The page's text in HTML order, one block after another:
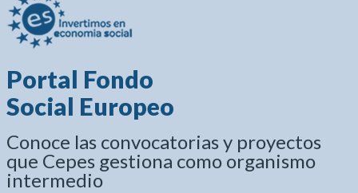
Portal Fondo
Social Europeo
Conoce las convocatorias y proyectos
que Cepes gestiona como organismo
intermedio